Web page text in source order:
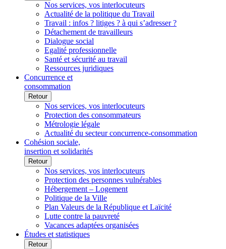
Nos services, vos interlocuteurs
Actualité de la politique du Travail
Travail : infos ? litiges ? à qui s’adresser ?
Détachement de travailleurs
Dialogue social
Egalité professionnelle
Santé et sécurité au travail
Ressources juridiques
Concurrence et
consommation
Retour
Nos services, vos interlocuteurs
Protection des consommateurs
Métrologie légale
Actualité du secteur concurrence-consommation
Cohésion sociale,
insertion et solidarités
Retour
Nos services, vos interlocuteurs
Protection des personnes vulnérables
Hébergement – Logement
Politique de la Ville
Plan Valeurs de la République et Laïcité
Lutte contre la pauvreté
Vacances adaptées organisées
Études et statistiques
Retour